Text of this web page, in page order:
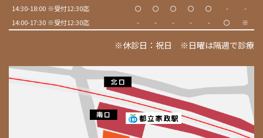
14:30-18:00 ※受付12:30迄
〇 〇 〇 〇 〇 -
-
14:00-17:30 ※受付12:30迄
- - - - - 〇 ※
※休診日：祝日 ※日曜は隔週で診療